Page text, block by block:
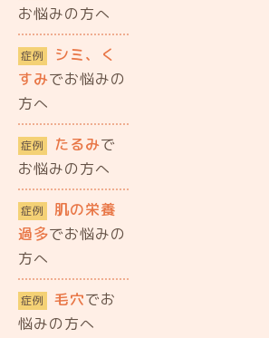
お悩みの方へ
症例
シミ、く
すみでお悩みの
方へ
症例 たるみで
お悩みの方へ
症例
肌の栄養
過多でお悩みの
方へ
症例 毛穴でお
悩みの方へ